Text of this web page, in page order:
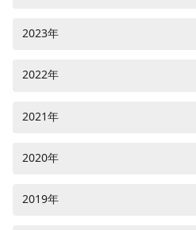
2023年
2022年
2021年
2020年
2019年